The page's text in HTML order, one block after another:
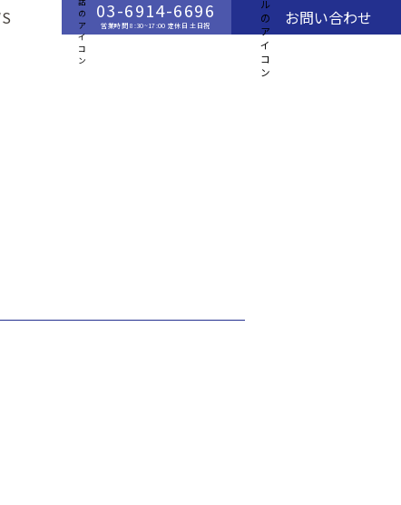
03-6914-6696
営業時間 8:30~17:00 定休日 土日祝 お問い合わせ